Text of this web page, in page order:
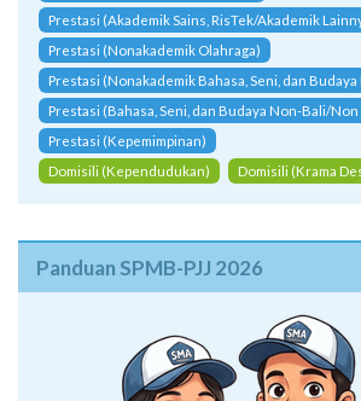
Prestasi (Akademik Sains, RisTek/Akademik
Prestasi (Nonakademik Olahraga)
Prestasi (Nonakademik Bahasa, Seni, dan Budaya
Prestasi (Bahasa, Seni, dan Budaya Non-Bali/
Prestasi (Kepemimpinan)
Domisili (Kependudukan)
Domisili (Krama
Panduan SPMB-PJJ 2026